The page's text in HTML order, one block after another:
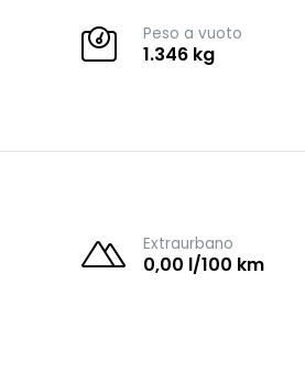
Peso a vuoto
1.346 kg
Extraurbano
0,00 l/100 km